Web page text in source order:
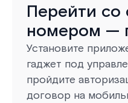
Перейти со
номером —
Установите
гаджет под
пройдите
договор на